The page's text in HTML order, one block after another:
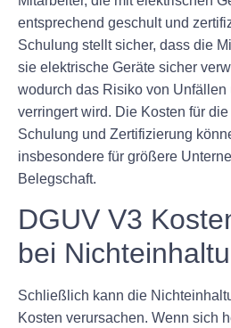
entsprechend geschult und
Schulung stellt sicher, dass die
sie elektrische Geräte sicher
wodurch das Risiko von Unfällen
verringert wird. Die Kosten für
Schulung und Zertifizierung
insbesondere für größere
Belegschaft.
DGUV V3
bei
Schließlich kann die
Kosten verursachen. Wenn sich